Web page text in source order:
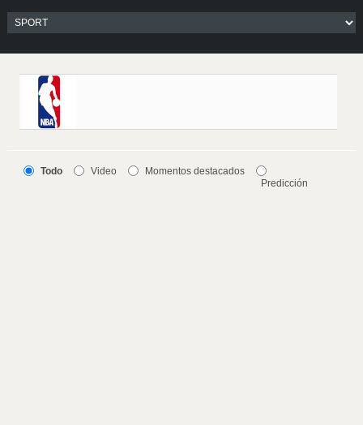
Todo Video
Momentos destacados
Predicción